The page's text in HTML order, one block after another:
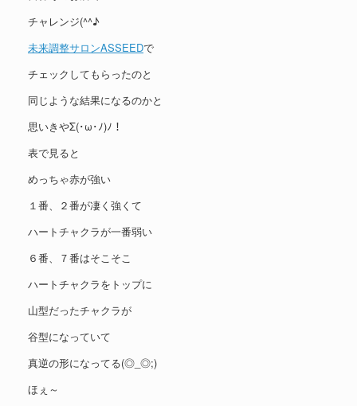
チャレンジ(^^♪
未来調整サロンASSEEDで
チェックしてもらったのと
同じような結果になるのかと
思いきやΣ(･ω･ﾉ)ﾉ！
表で見ると
めっちゃ赤が強い
１番、２番が凄く強くて
ハートチャクラが一番弱い
６番、７番はそこそこ
ハートチャクラをトップに
山型だったチャクラが
谷型になっていて
真逆の形になってる(◎_◎;)
ほぇ～